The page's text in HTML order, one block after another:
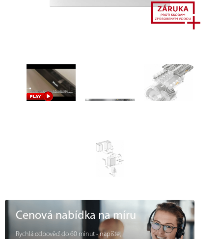
Cenová nabídka na míru
Rychlá odpověď do 60 minut - napište,